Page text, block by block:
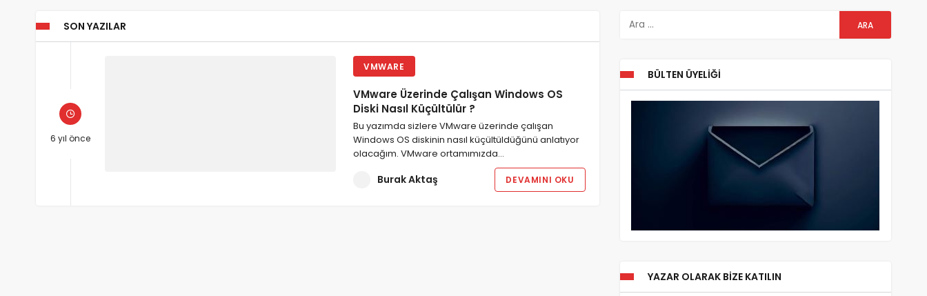
SON YAZILAR
6 yıl önce
VMWARE
VMware Üzerinde Çalışan Windows OS
Diski Nasıl Küçültülür ?
Bu yazımda sizlere VMware üzerinde çalışan
Windows OS diskinin nasıl küçültüldüğünü anlatıyor
olacağım. VMware ortamımızda…
Burak Aktaş DEVAMINI OKU
BÜLTEN ÜYELIĞI
YAZAR OLARAK BIZE KATILIN